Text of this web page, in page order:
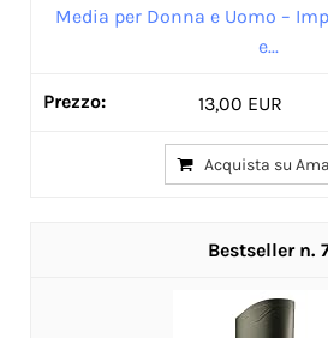
Media per Donna e Uomo –
e...
13,00 EUR
Acquista su